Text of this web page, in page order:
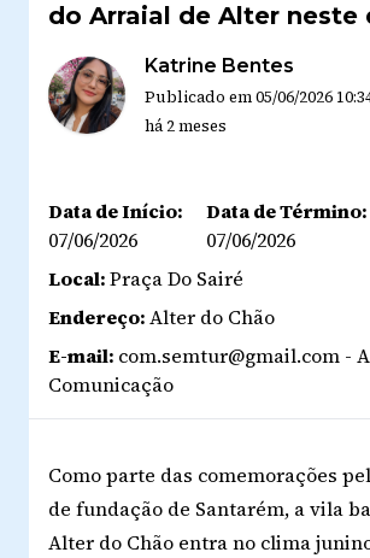
do Arraial de Alter neste
Katrine Bentes
Publicado em05/06/2026
há 2 meses
Data de Início:
07/06/2026
Data de Término:
07/06/2026
Local:Praça Do Sairé
Endereço:Alter do Chão
E-mail: com.semtur@gmail.com -
Comunicação
Como parte das comemorações
de fundação de Santarém, a vila
Alter do Chão entra no clima